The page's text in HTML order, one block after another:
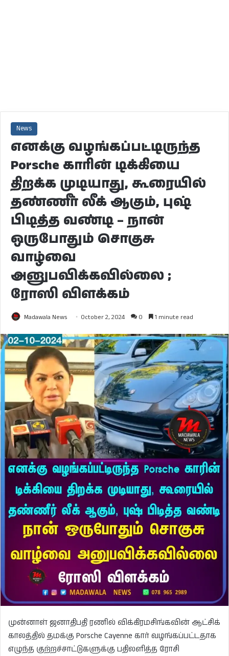
News
எனக்கு வழங்கப்பட்டிருந்த
Porsche காரின் டிக்கியை
திறக்க முடியாது, கூரையில்
தண்ணீர் லீக் ஆகும், புஷ்
பிடித்த வண்டி – நான்
ஒருபோதும் சொகுசு
வாழ்வை
அனுபவிக்கவில்லை ;
ரோஸி விளக்கம்
Madawala News October 2, 2024 0 1 minute read
முன்னாள் ஜனாதிபதி ரணில் விக்கிரமசிங்கவின் ஆட்சிக்
காலத்தில் தமக்கு Porsche Cayenne கார் வழங்கப்பட்டதாக
எழுந்த குற்றச்சாட்டுகளுக்கு பதிலளித்த ரோசி